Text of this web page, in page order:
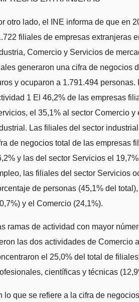
otro lado, el INE informa de que en
filiales de empresas extranjeras
Comercio y Servicios de
generaron una cifra de negocios
y ocuparon a 1.791.494
1 El 46,2% de las empresas
el 35,1% al sector Comercio y
Las filiales del sector
de negocios total de las empresas
y las del sector Servicios el
las filiales del sector Servicios
de personas (45,1% del
y el Comercio (24,1%).
ramas de actividad con mayor
las dos actividades de Comercio
el 25,0% del total de
científicas y técnicas
lo que se refiere a la cifra de